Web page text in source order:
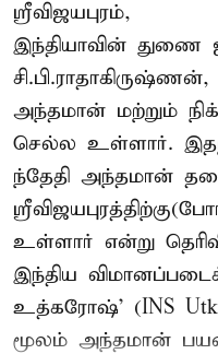
ஸ்ரீவிஜயபுரம்,
இந்தியாவின் துணை
அந்தமான் மற்றும்
செல்ல உள்ளார்.
ந்தேதி அந்தமான்
உள்ளார் என்று
இந்திய
உத்கரோஷ்' (INS
மூலம் அந்தமான்